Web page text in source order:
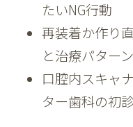
たいNG行動
再装着か作り
と治療パター
口腔内スキャ
ター歯科の初